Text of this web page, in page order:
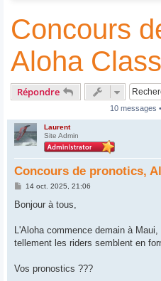
Concours
Aloha
Répondre
10 messages
Laurent
Site Admin
Concours de pronotics,
M
s
g
14 oct. 2025, 21:06
Bonjour à tous,
L'Aloha commence demain à
tellement les riders semblent en
Vos pronostics ???